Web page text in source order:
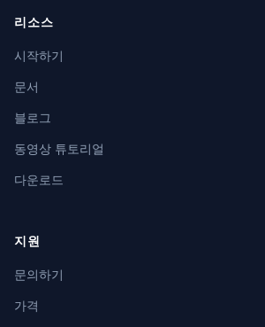
리소스
시작하기
문서
블로그
동영상 튜토리얼
다운로드
지원
문의하기
가격